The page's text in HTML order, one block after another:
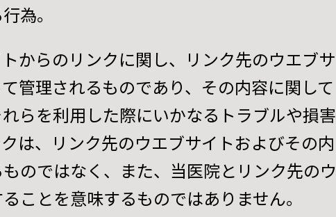
為。
からのリンクに関し、リンク先のウエブサ
管理されるものであり、その内容に関して
らを利用した際にいかなるトラブルや損害
は、リンク先のウエブサイトおよびその内
のではなく、また、当医院とリンク先のウ
ことを意味するものではありません。